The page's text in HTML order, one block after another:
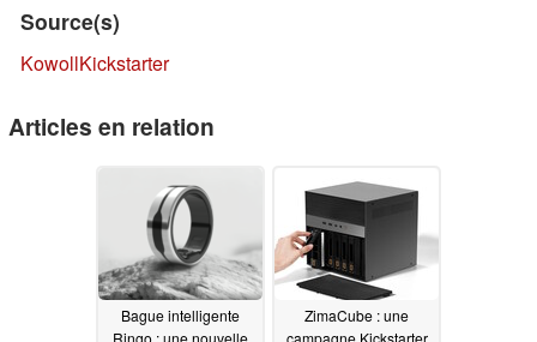
Source(s)
KowollKickstarter
Articles en relation
Bague intelligente
Ringo : une nouvelle
ZimaCube : une
campagne Kickstarter